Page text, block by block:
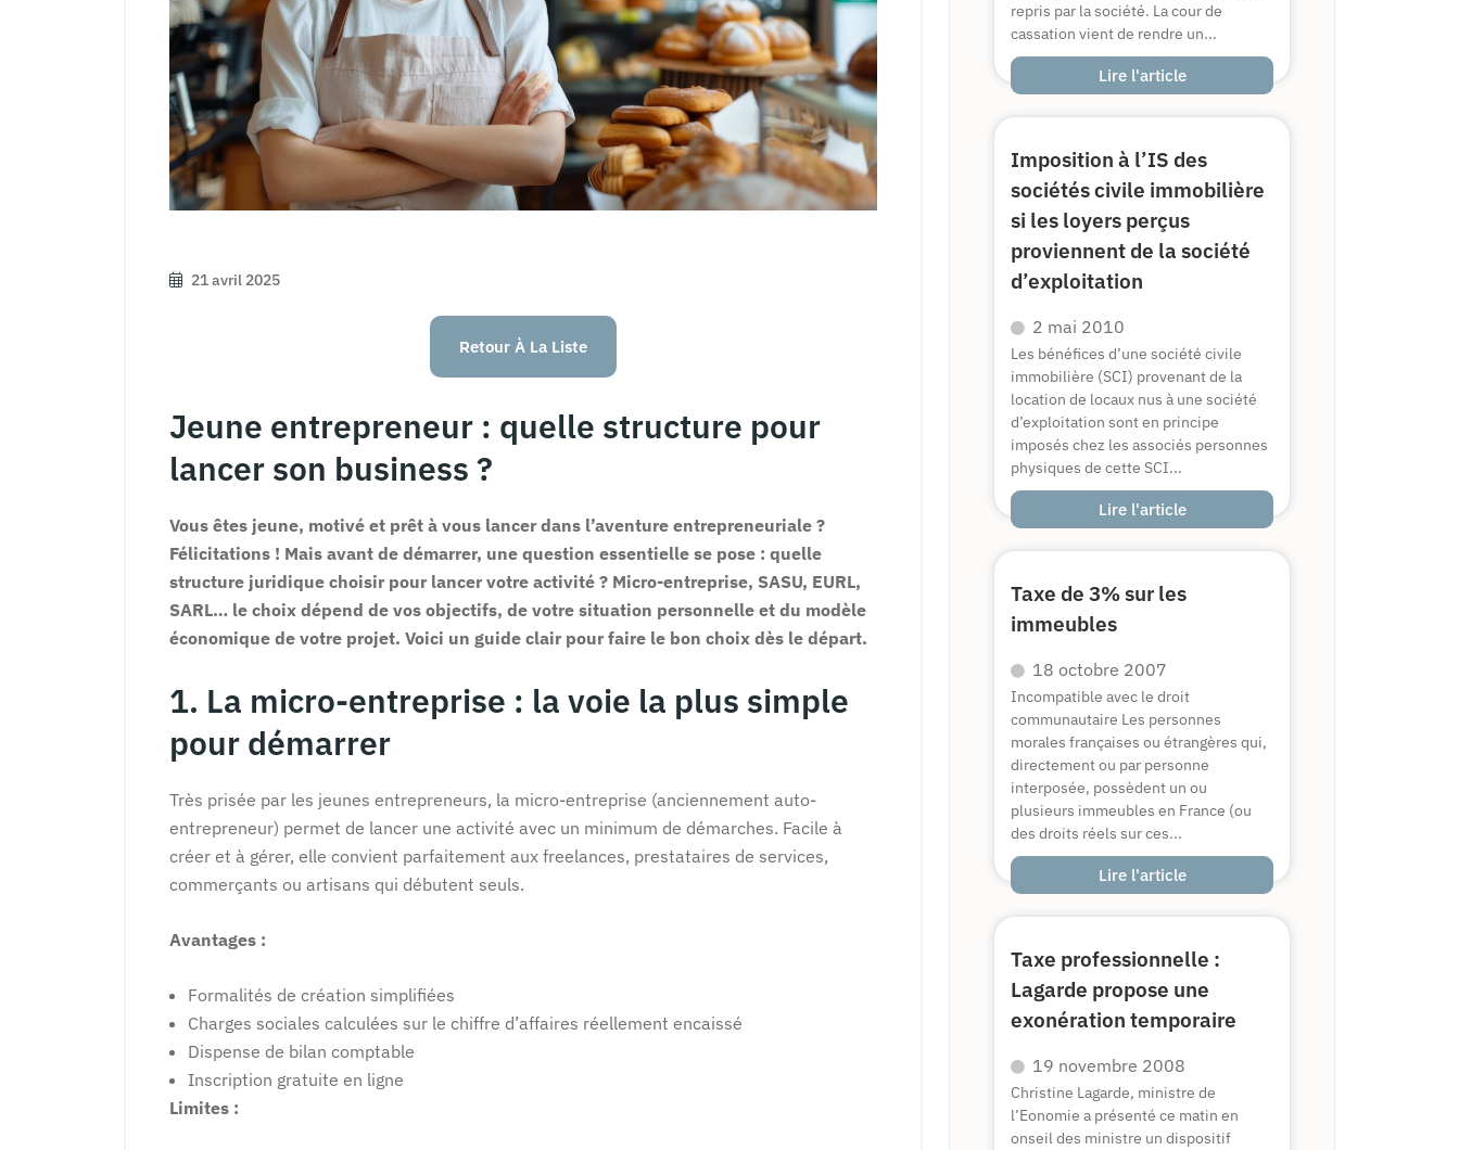
21 avril 2025
Retour À La Liste
Jeune entrepreneur : quelle structure pour
lancer son business ?
Vous êtes jeune, motivé et prêt à vous lancer dans l’aventure entrepreneuriale ?
Félicitations ! Mais avant de démarrer, une question essentielle se pose : quelle
structure juridique choisir pour lancer votre activité ? Micro-entreprise, SASU, EURL,
SARL… le choix dépend de vos objectifs, de votre situation personnelle et du modèle
économique de votre projet. Voici un guide clair pour faire le bon choix dès le départ.
1. La micro-entreprise : la voie la plus simple
pour démarrer
Très prisée par les jeunes entrepreneurs, la micro-entreprise (anciennement auto-
entrepreneur) permet de lancer une activité avec un minimum de démarches. Facile à
créer et à gérer, elle convient parfaitement aux freelances, prestataires de services,
commerçants ou artisans qui débutent seuls.
Avantages :
Formalités de création simplifiées
Charges sociales calculées sur le chiffre d’affaires réellement encaissé
Dispense de bilan comptable
Inscription gratuite en ligne
Limites :
repris par la société. La cour de
cassation vient de rendre un...
Lire l'article
Imposition à l’IS des
sociétés civile immobilière
si les loyers perçus
proviennent de la société
d’exploitation
2 mai 2010
Les bénéfices d’une société civile
immobilière (SCI) provenant de la
location de locaux nus à une société
d’exploitation sont en principe
imposés chez les associés personnes
physiques de cette SCI...
Lire l'article
Taxe de 3% sur les
immeubles
18 octobre 2007
Incompatible avec le droit
communautaire Les personnes
morales françaises ou étrangères qui,
directement ou par personne
interposée, possèdent un ou
plusieurs immeubles en France (ou
des droits réels sur ces...
Lire l'article
Taxe professionnelle :
Lagarde propose une
exonération temporaire
19 novembre 2008
Christine Lagarde, ministre de
l’Eonomie a présenté ce matin en
onseil des ministre un dispositif